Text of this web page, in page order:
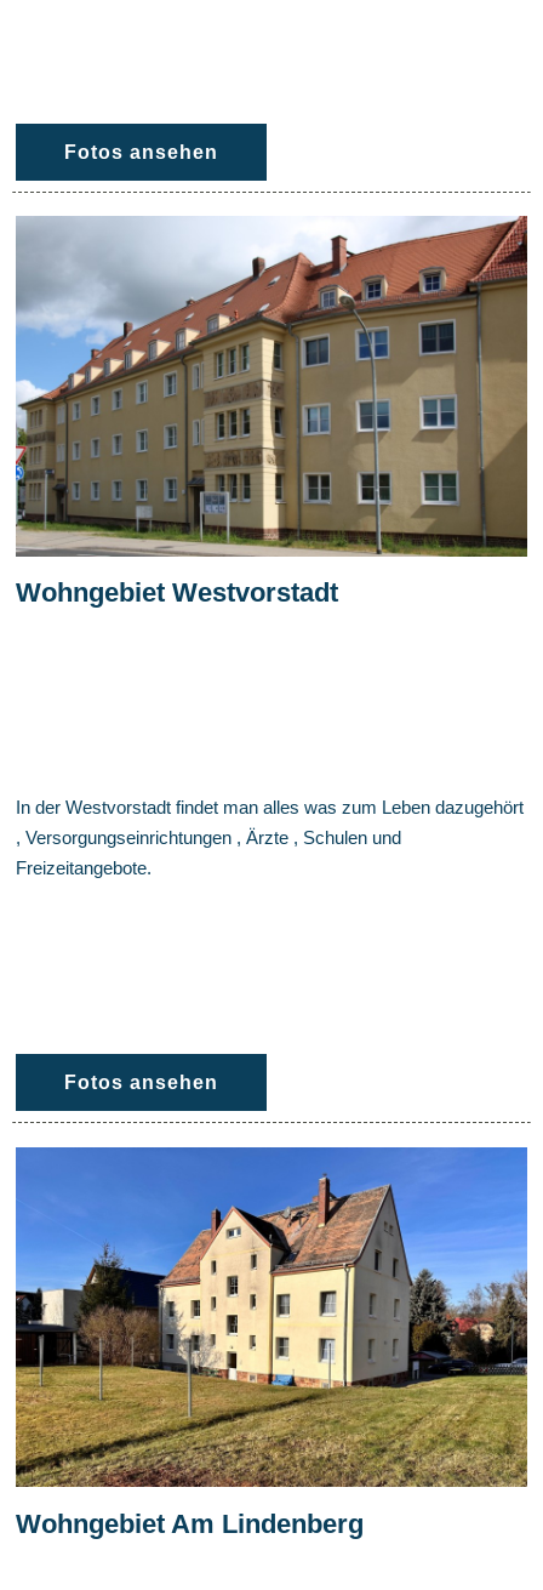
Fotos ansehen
Wohngebiet Westvorstadt
In der Westvorstadt findet man alles was zum Leben dazugehört
, Versorgungseinrichtungen , Ärzte , Schulen und
Freizeitangebote.
Fotos ansehen
Wohngebiet Am Lindenberg